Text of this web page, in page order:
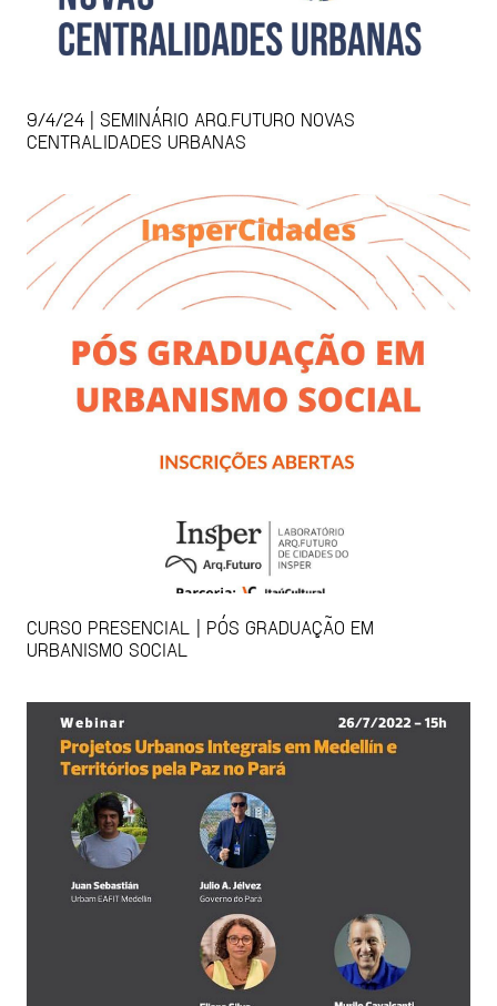
9/4/24 | SEMINÁRIO ARQ.FUTURO NOVAS
CENTRALIDADES URBANAS
CURSO PRESENCIAL | PÓS GRADUAÇÃO EM
URBANISMO SOCIAL